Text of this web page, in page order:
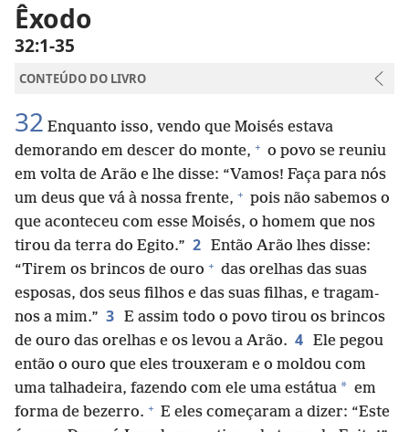
Êxodo
32:1-35
CONTEÚDO DO LIVRO
32 Enquanto isso, vendo que Moisés estava
demorando em descer do monte, + o povo se reuniu
em volta de Arão e lhe disse: “Vamos! Faça para nós
um deus que vá à nossa frente, + pois não sabemos o
que aconteceu com esse Moisés, o homem que nos
tirou da terra do Egito.” 2 Então Arão lhes disse:
“Tirem os brincos de ouro + das orelhas das suas
esposas, dos seus filhos e das suas filhas, e tragam-
nos a mim.” 3 E assim todo o povo tirou os brincos
de ouro das orelhas e os levou a Arão. 4 Ele pegou
então o ouro que eles trouxeram e o moldou com
uma talhadeira, fazendo com ele uma estátua * em
forma de bezerro. + E eles começaram a dizer: “Este